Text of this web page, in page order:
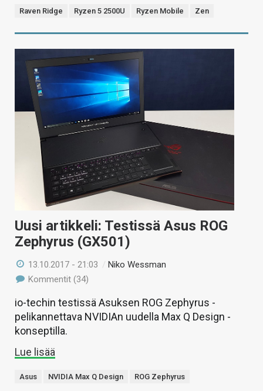
Raven Ridge Ryzen 5 2500U Ryzen Mobile Zen
Uusi artikkeli: Testissä Asus ROG
Zephyrus (GX501)
13.10.2017 - 21:03 /Niko Wessman
Kommentit (34)
io-techin testissä Asuksen ROG Zephyrus -
pelikannettava NVIDIAn uudella Max Q Design -
konseptilla.
Lue lisää
Asus NVIDIA Max Q Design ROG Zephyrus